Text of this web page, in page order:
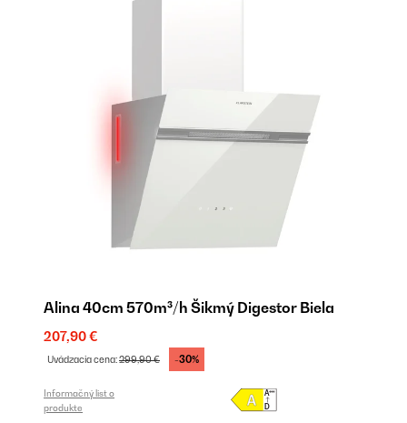
Alina 40cm 570m³/h Šikmý Digestor Biela
207,90 €
Uvádzacia cena:299,90 € -30%
Informačný list o
produkte